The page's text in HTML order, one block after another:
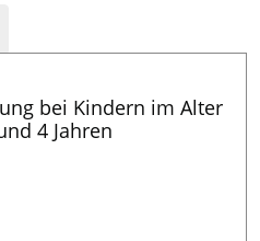
bei Kindern im Alter
4 Jahren